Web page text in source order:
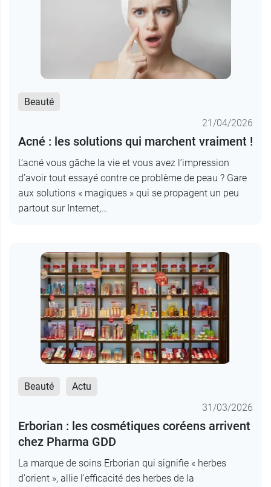
Beauté
21/04/2026
Acné : les solutions qui marchent vraiment !
L’acné vous gâche la vie et vous avez l’impression
d’avoir tout essayé contre ce problème de peau ? Gare
aux solutions « magiques » qui se propagent un peu
partout sur Internet,…
Beauté
Actu
31/03/2026
Erborian : les cosmétiques coréens arrivent
chez Pharma GDD
La marque de soins Erborian qui signifie « herbes
d'orient », allie l'efficacité des herbes de la